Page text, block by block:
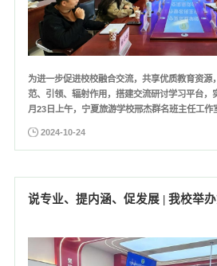
为进一步促进校校融合交流，共享优质教育资源
范、引领、辐射作用，搭建交流研讨学习平台，
月23日上午，宁夏旅游学校邢杰群名班主任工作
分享经验和做法，就党团建设、制度管理、校园
2024-10-24
说专业、提内涵、促发展 | 我校举